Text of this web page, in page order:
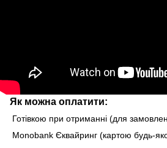
Як можна оплатити:
Готівкою при отриманні (для
Monobank Єквайринг (картою будь-